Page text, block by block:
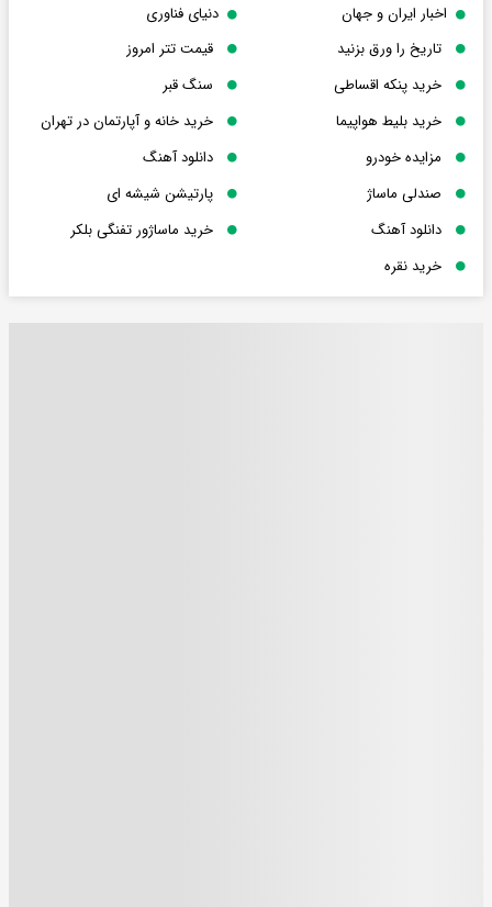
اخبار ایران و جهان
دنیای فناوری
تاریخ را ورق بزنید
قیمت تتر امروز
خرید پنکه اقساطی
سنگ قبر
خرید بلیط هواپیما
خرید خانه و آپارتمان در تهران
مزایده خودرو
دانلود آهنگ
صندلی ماساژ
پارتیشن شیشه ای
دانلود آهنگ
خرید ماساژور تفنگی بلکر
خرید نقره